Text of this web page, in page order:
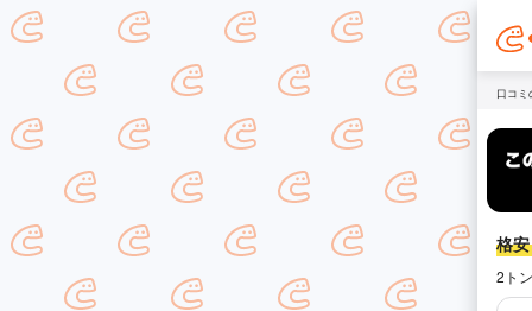
口コミ
格
2ト